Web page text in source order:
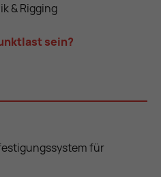
& Rigging
sein?
für